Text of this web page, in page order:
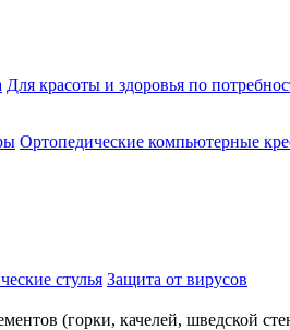
Для красоты и здоровья по
Ортопедические компьютерные
стулья Защита от вирусов
(горки, качелей, шведской